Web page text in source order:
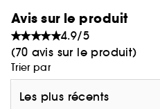
Avis sur le produit
4.9/5
(70 avis sur le produit)
Trier par
Les plus récents